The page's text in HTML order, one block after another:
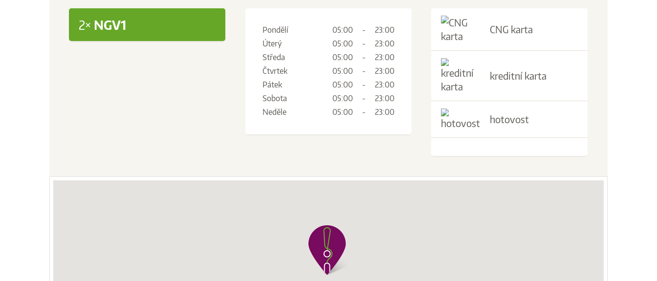
2× NGV1 Pondělí 05:00 -
23:00
Úterý
05:00 -
23:00
Středa
05:00 -
23:00
Čtvrtek
05:00 -
23:00
Pátek
05:00 -
23:00
Sobota
05:00 -
23:00
Neděle
05:00 - 23:00
CNG karta
kreditní karta
hotovost